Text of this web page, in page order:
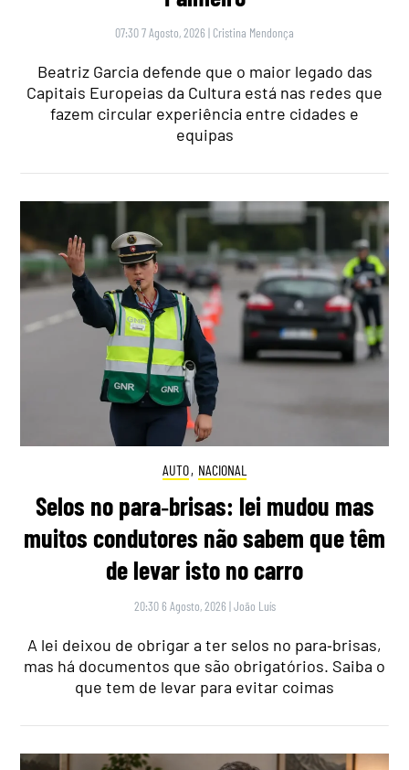
07:30 7 Agosto, 2026 | Cristina Mendonça
Beatriz Garcia defende que o maior legado das
Capitais Europeias da Cultura está nas redes que
fazem circular experiência entre cidades e
equipas
AUTO, NACIONAL
Selos no para‑brisas: lei mudou mas
muitos condutores não sabem que têm
de levar isto no carro
20:30 6 Agosto, 2026 |João Luís
A lei deixou de obrigar a ter selos no para‑brisas,
mas há documentos que são obrigatórios. Saiba o
que tem de levar para evitar coimas